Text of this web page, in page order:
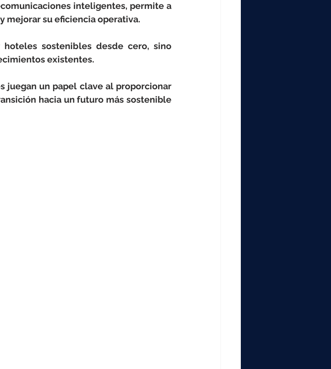
elektrotools-P002000
elektrotools-P064000
inteligentes, permite a
mejorar su eficiencia operativa.
sostenibles desde cero, sino
existentes.
juegan un papel clave al proporcionar
hacia un futuro más sostenible